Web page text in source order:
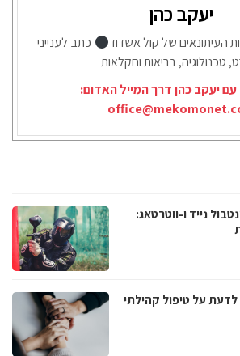
יעקב כהן
העיתונאים של קול אשדוד
כתב לענייני
טכנולוגיה, בריאות וחקלאות
יעקב כהן דרך המייל האדום:
נייד ו-ווטרטאג:
על טיפול קהילתי